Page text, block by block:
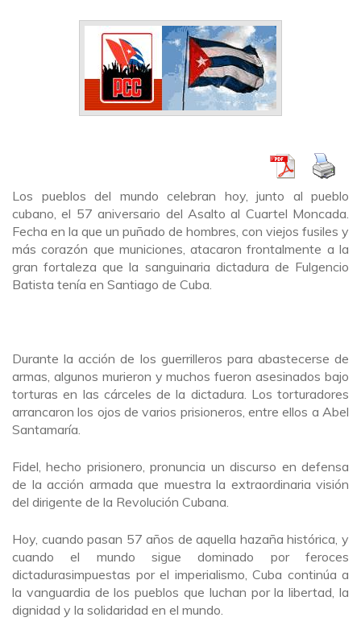
Los pueblos del mundo celebran hoy, junto al pueblo
cubano, el 57 aniversario del Asalto al Cuartel Moncada.
Fecha en la que un puñado de hombres, con viejos fusiles y
más corazón que municiones, atacaron frontalmente a la
gran fortaleza que la sanguinaria dictadura de Fulgencio
Batista tenía en Santiago de Cuba.
Durante la acción de los guerrilleros para abastecerse de
armas, algunos murieron y muchos fueron asesinados bajo
torturas en las cárceles de la dictadura. Los torturadores
arrancaron los ojos de varios prisioneros, entre ellos a Abel
Santamaría.
Fidel, hecho prisionero, pronuncia un discurso en defensa
de la acción armada que muestra la extraordinaria visión
del dirigente de la Revolución Cubana.
Hoy, cuando pasan 57 años de aquella hazaña histórica, y
cuando el mundo sigue dominado por feroces
dictadurasimpuestas por el imperialismo, Cuba continúa a
la vanguardia de los pueblos que luchan por la libertad, la
dignidad y la solidaridad en el mundo.